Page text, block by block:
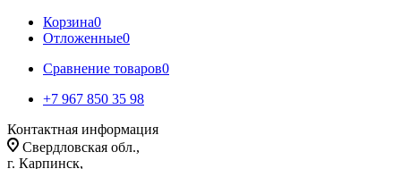
Корзина0
Отложенные0
Сравнение товаров0
+7 967 850 35 98
Контактная информация
Свердловская обл.,
г. Карпинск,